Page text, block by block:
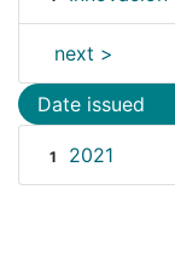
next >
Date issued
1 2021